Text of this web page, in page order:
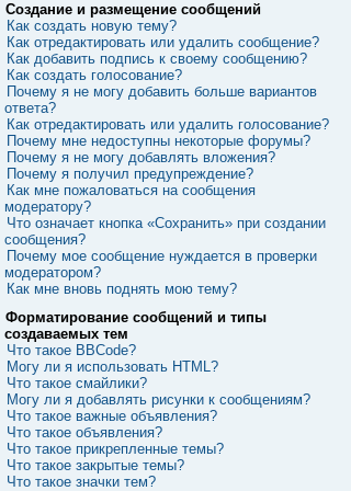
Создание и размещение сообщений
Как создать новую тему?
Как отредактировать или удалить сообщение?
Как добавить подпись к своему сообщению?
Как создать голосование?
Почему я не могу добавить больше вариантов
ответа?
Как отредактировать или удалить голосование?
Почему мне недоступны некоторые форумы?
Почему я не могу добавлять вложения?
Почему я получил предупреждение?
Как мне пожаловаться на сообщения
модератору?
Что означает кнопка «Сохранить» при создании
сообщения?
Почему мое сообщение нуждается в проверки
модератором?
Как мне вновь поднять мою тему?
Форматирование сообщений и типы
создаваемых тем
Что такое BBCode?
Могу ли я использовать HTML?
Что такое смайлики?
Могу ли я добавлять рисунки к сообщениям?
Что такое важные объявления?
Что такое объявления?
Что такое прикрепленные темы?
Что такое закрытые темы?
Что такое значки тем?